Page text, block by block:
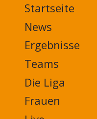
MAIN
NAVIGATION
FOOTER
Startseite
News
Ergebnisse
Teams
Die Liga
Frauen